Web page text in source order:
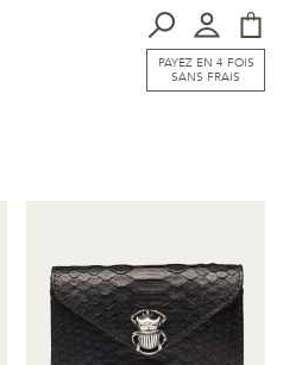
PAYEZ EN 4 FOIS
SANS FRAIS